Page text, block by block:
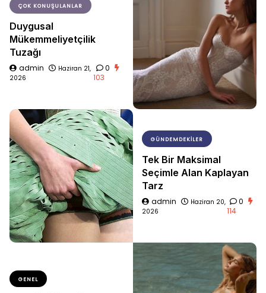
ÇOK KONUŞULANLAR
Duygusal
Mükemmeliyetçilik
Tuzağı
admin
Haziran 21,
2026
0
103
GÜNDEMDEKILER
Tek Bir Maksimal
Seçimle Alan Kaplayan
Tarz
admin
Haziran 20,
2026
0
114
GENEL